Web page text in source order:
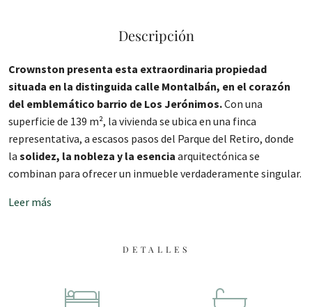
Descripción
Crownston presenta esta extraordinaria propiedad
situada en la distinguida calle Montalbán, en el corazón
del emblemático barrio de Los Jerónimos.Con una
superficie de 139 m², la vivienda se ubica en una finca
representativa, a escasos pasos del Parque del Retiro, donde
la solidez, la nobleza y la esencia arquitectónica se
combinan para ofrecer un inmueble verdaderamente singular.
Leer más
DETALLES